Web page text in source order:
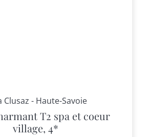
Clusaz - Haute-Savoie
T2 spa et coeur
village, 4*